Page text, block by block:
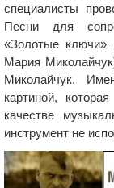
специалисты
Песни для
«Золотые ключи»
Мария
Миколайчук.
картиной,
качестве
инструмент не